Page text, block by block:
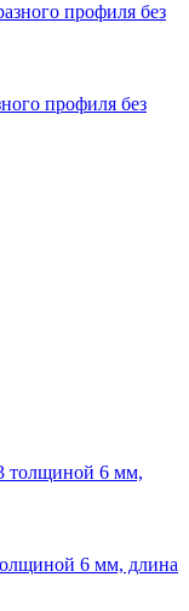
профиля без
6 мм, длина